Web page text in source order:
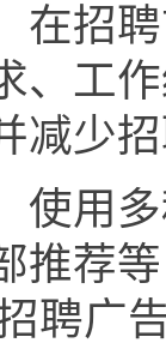
在招
、工
减少
使用
推荐
聘广